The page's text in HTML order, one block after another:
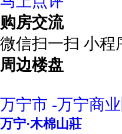
购房交流
微信扫一扫 小程
周边楼盘
万宁市 -万宁商
万宁·木棉山莊